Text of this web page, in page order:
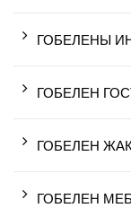
ГОБЕЛЕНЫ
ГОБЕЛЕН
ГОБЕЛЕН
ГОБЕЛЕН